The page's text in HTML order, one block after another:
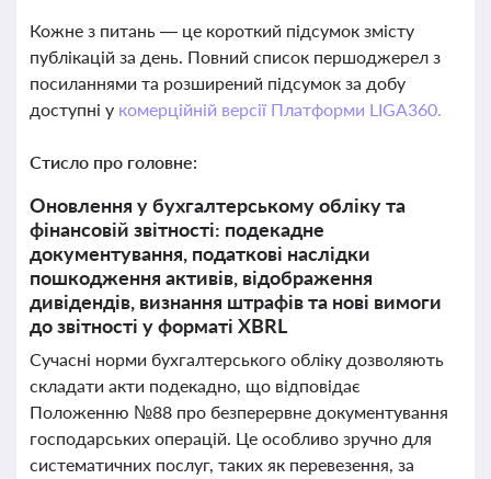
Кожне з питань — це короткий підсумок змісту
публікацій за день. Повний список першоджерел з
посиланнями та розширений підсумок за добу
доступні у комерційній версії Платформи LIGA360.
Стисло про головне:
Оновлення у бухгалтерському обліку та
фінансовій звітності: подекадне
документування, податкові наслідки
пошкодження активів, відображення
дивідендів, визнання штрафів та нові вимоги
до звітності у форматі XBRL
Сучасні норми бухгалтерського обліку дозволяють
складати акти подекадно, що відповідає
Положенню №88 про безперервне документування
господарських операцій. Це особливо зручно для
систематичних послуг, таких як перевезення, за